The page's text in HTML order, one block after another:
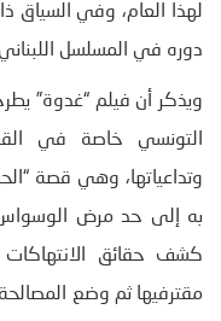
لهذا العام، وفي السياق
دوره في المسلسل
ويذكر أن فيلم “غدوة”
التونسي خاصة في
وتداعياتها، وهي قصة
به إلى حد مرض
كشف حقائق الانتهاكات
مقترفيها ثم وضع